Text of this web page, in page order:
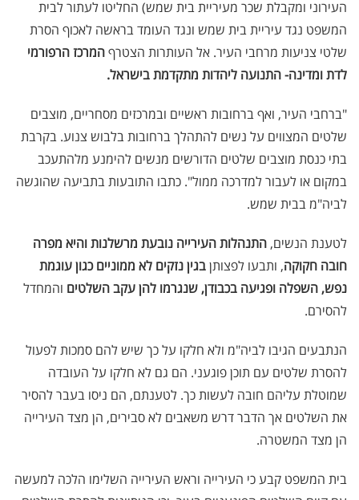
העירוני ומקבלת שכר מעיריית בית שמש) החליטו לעתור לבית
המשפט נגד עיריית בית שמש ונגד העומד בראשה לאכוף הסרת
שלטי צניעות מרחבי העיר. אל העותרות הצטרףהמרכז הרפורמי
לדת ומדינה- התנועה ליהדות מתקדמת בישראל.
"ברחבי העיר, ואף ברחובות ראשיים ובמרכזים מסחריים, מוצבים
שלטים המצווים על נשים להתהלך ברחובות בלבוש צנוע. בקרבת
בתי כנסת מוצבים שלטים הדורשים מנשים להימנע מלהתעכב
במקום או לעבור למדרכה ממול". כתבו התובעות בתביעה שהוגשה
לביה"מ בבית שמש.
לטענת הנשים, התנהלות העירייה נובעת מרשלנות והיא מפרה
חובה חקוקה, ותבעו לפצותןבגין נזקים לא ממוניים כגון עוגמת
נפש, השפלה ופגיעה בכבודן, שנגרמו להן עקב השלטים והמחדל
להסירם.
הנתבעים הגיבו לביה"מ ולא חלקו על כך שיש להם סמכות לפעול
להסרת שלטים עם תוכן פוגעני. הם גם לא חלקו על העובדה
שמוטלת עליהם חובה לעשות כך. לטענתם, הם ניסו בעבר להסיר
את השלטים אך הדבר דרש משאבים לא סבירים, הן מצד העירייה
הן מצד המשטרה.
בית המשפט קבע כי העירייה וראש העירייה השלימו הלכה למעשה